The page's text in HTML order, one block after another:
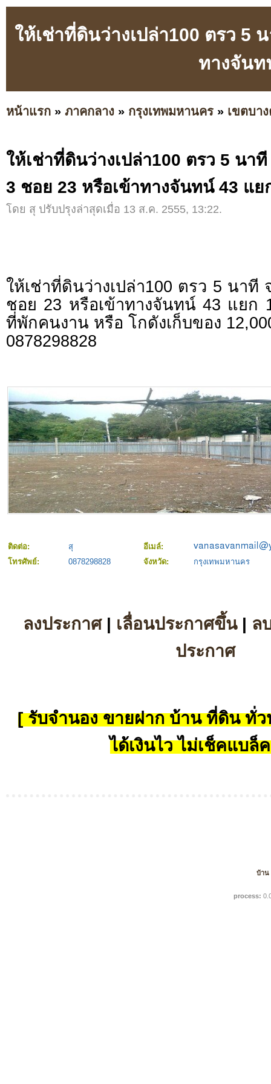
ให้เช่าที่ดินว่างเปล่า100 ตรว 5
ทางจันท
หน้าแรก » ภาคกลาง » กรุงเทพมหานคร » เขตบา
ให้เช่าที่ดินว่างเปล่า100 ตรว 5 นา
3 ชอย 23 หรือเข้าทางจันทน์ 43 แย
โดย สุ ปรับปรุงล่าสุดเมื่อ 13 ส.ค. 2555, 13:22.
ให้เช่าที่ดินว่างเปล่า100 ตรว 5 นาที
ชอย 23 หรือเข้าทางจันทน์ 43 แยก
ที่พักคนงาน หรือ โกดังเก็บของ
0878298828
ติดต่อ: สุ
อีเมล์:
โทรศัพย์:
0878298828 จังหวัด: กรุงเทพมหานคร
ลงประกาศ| เลื่อนประกาศขึ้น| ล
ประกาศ
[ รับจำนอง ขายฝาก บ้าน ที่ดิน ทั่ว
ได้เงินไว ไม่เช็คแบล็
บ้าน
process: